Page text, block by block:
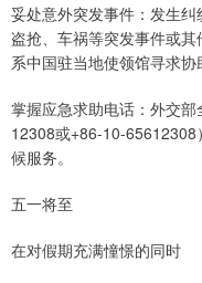
妥处意外突发事件：发生
盗抢、车祸等突发事件或
系中国驻当地使领馆寻求协
掌握应急求助电话：外交
12308或+86-10-65612308
候服务。
五一将至
在对假期充满憧憬的同时